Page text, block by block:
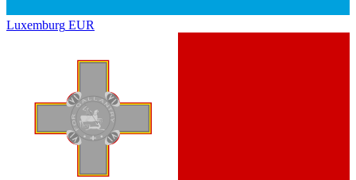
Luxemburg EUR